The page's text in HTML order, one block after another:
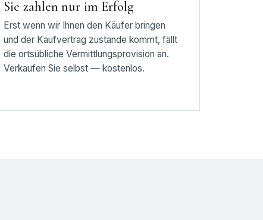
Sie zahlen nur im Erfolg
Erst wenn wir Ihnen den Käufer bringen
und der Kaufvertrag zustande kommt, fällt
die ortsübliche Vermittlungsprovision an.
Verkaufen Sie selbst — kostenlos.